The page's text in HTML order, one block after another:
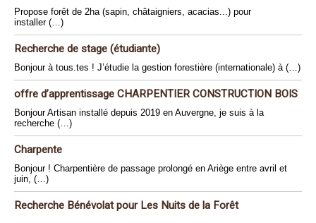
Propose forêt de 2ha (sapin, châtaigniers, acacias...) pour
installer (…)
Recherche de stage (étudiante)
Bonjour à tous.tes ! J’étudie la gestion forestière (internationale) à (…)
offre d’apprentissage CHARPENTIER CONSTRUCTION BOIS
Bonjour Artisan installé depuis 2019 en Auvergne, je suis à la
recherche (…)
Charpente
Bonjour ! Charpentière de passage prolongé en Ariège entre avril et
juin, (…)
Recherche Bénévolat pour Les Nuits de la Forêt